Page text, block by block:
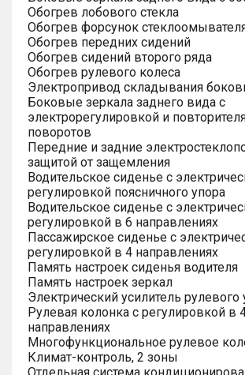
Обогрев лобового стекла
Обогрев форсунок
Обогрев передних сидений
Обогрев сидений второго ряда
Обогрев рулевого колеса
Электропривод складывания
Боковые зеркала заднего вида с
электрорегулировкой и
поворотов
Передние и задние
защитой от защемления
Водительское сиденье с
регулировкой поясничного упора
Водительское сиденье с
регулировкой в 6 направлениях
Пассажирское сиденье с
регулировкой в 4 направлениях
Память настроек сиденья водителя
Память настроек зеркал
Электрический усилитель рулевого
Рулевая колонка с регулировкой в
направлениях
Многофункциональное рулевое
Климат-контроль, 2 зоны
Отдельная система